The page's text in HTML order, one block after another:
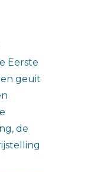
Eerste
geuit
de